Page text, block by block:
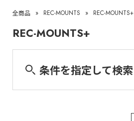
全商品 » REC-MOUNTS » REC-MOUNTS+
REC-MOUNTS+
条件を指定して検索